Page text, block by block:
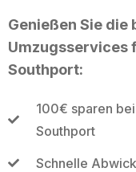
Genießen Sie die
Umzugsservices
Southport:
100€ sparen
Southport
Schnelle